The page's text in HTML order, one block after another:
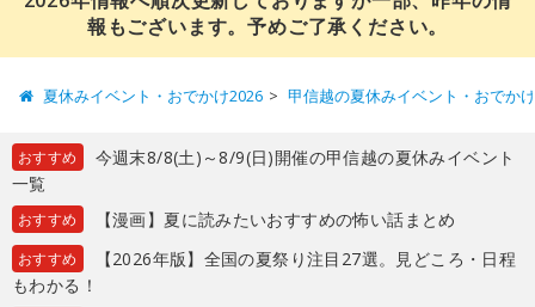
報もございます。予めご了承ください。
夏休みイベント・おでかけ2026 甲信越の夏休みイベント・おでか
おすすめ
今週末8/8(土)～8/9(日)開催の甲信越の夏休みイベント
一覧
おすすめ 【漫画】夏に読みたいおすすめの怖い話まとめ
おすすめ
【2026年版】全国の夏祭り注目27選。見どころ・日程
もわかる！